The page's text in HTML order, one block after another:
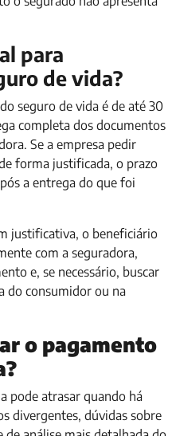
para
de vida?
seguro de vida é de até 30
completa dos documentos
Se a empresa pedir
forma justificada, o prazo
a entrega do que foi
justificativa, o beneficiário
com a seguradora,
e, se necessário, buscar
do consumidor ou na
o pagamento
pode atrasar quando há
divergentes, dúvidas sobre